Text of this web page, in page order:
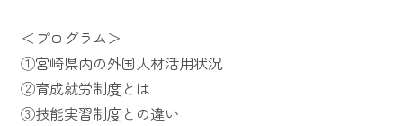
＜プログラム＞
①宮崎県内の外国人材活用状況
②育成就労制度とは
③技能実習制度との違い